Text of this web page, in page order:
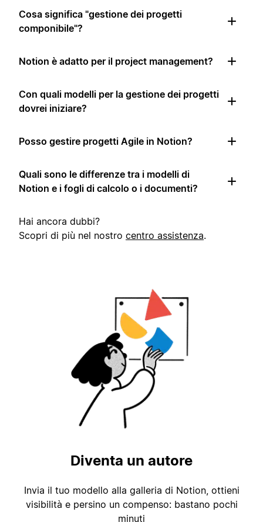
Cosa significa "gestione dei progetti
componibile"?
Notion è adatto per il project management?
Con quali modelli per la gestione dei progetti
dovrei iniziare?
Posso gestire progetti Agile in Notion?
Quali sono le differenze tra i modelli di
Notion e i fogli di calcolo o i documenti?
Hai ancora dubbi?
Scopri di più nel nostro centro assistenza.
Diventa un autore
Invia il tuo modello alla galleria di Notion, ottieni
visibilità e persino un compenso: bastano pochi
minuti